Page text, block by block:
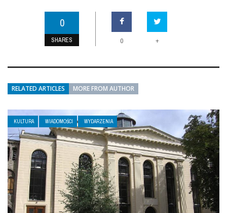
0
SHARES 0 +
RELATED ARTICLES MORE FROM AUTHOR
KULTURA WIADOMOŚCI WYDARZENIA